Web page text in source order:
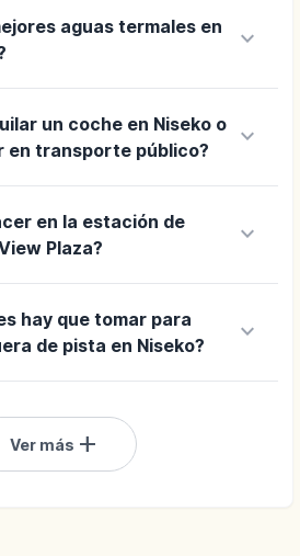
aguas termales en
keyboard_arrow_down
un coche en Niseko o
en transporte público?
keyboard_arrow_down
en la estación de
Plaza?
keyboard_arrow_down
hay que tomar para
de pista en Niseko?
keyboard_arrow_down
Ver más add